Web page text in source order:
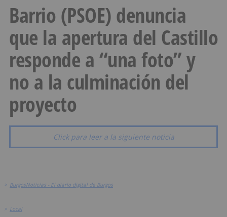
Barrio (PSOE) denuncia
que la apertura del Castillo
responde a “una foto” y
no a la culminación del
proyecto
Click para leer a la siguiente noticia
> BurgosNoticias - El diario digital de Burgos
> Local